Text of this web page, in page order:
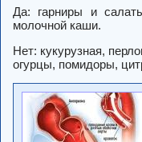
Да: гарниры и
молочной каши.
Нет: кукурузная,
огурцы, помидоры,